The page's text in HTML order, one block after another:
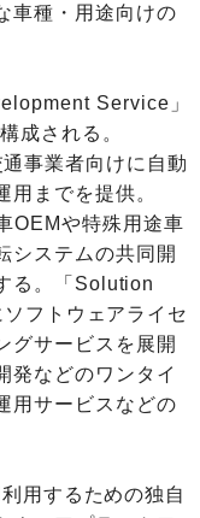
車種・用途向けの
Service」
成される。
事業者向けに自動
までを提供。
OEMや特殊用途車
システムの共同開
る。「Solution
フトウェアライセ
グサービスを展開
発などのワンタイ
用サービスなどの
用するための独自